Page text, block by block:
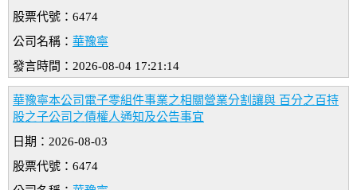
股票代號：6474
公司名稱： 華豫寧
發言時間：2026-08-04 17:21:14
華豫寧本公司電子零組件事業之相關營業分割讓與 百分之百持
股之子公司之債權人通知及公告事宜
日期：2026-08-03
股票代號：6474